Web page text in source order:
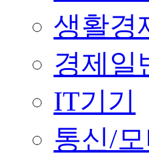
생활경
경제일
IT기기
통신/